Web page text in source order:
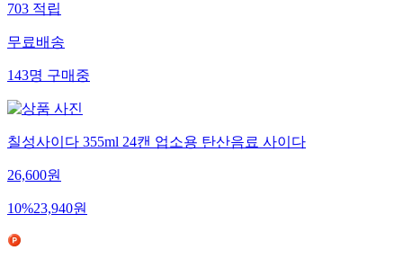
703 적립
무료배송
143명 구매중
칠성사이다 355ml 24캔 업소용 탄산음료 사이다
26,600원
10%23,940원